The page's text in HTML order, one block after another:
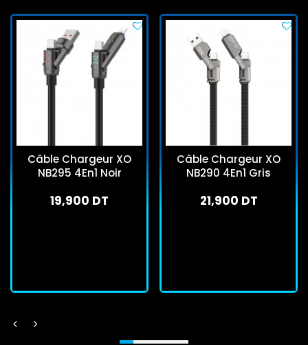
Câble Chargeur XO
NB295 4En1 Noir
19,900 DT
Câble Chargeur XO
NB290 4En1 Gris
21,900 DT